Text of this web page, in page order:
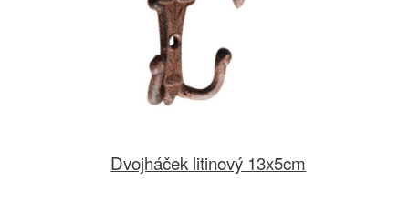
Dvojháček litinový 13x5cm